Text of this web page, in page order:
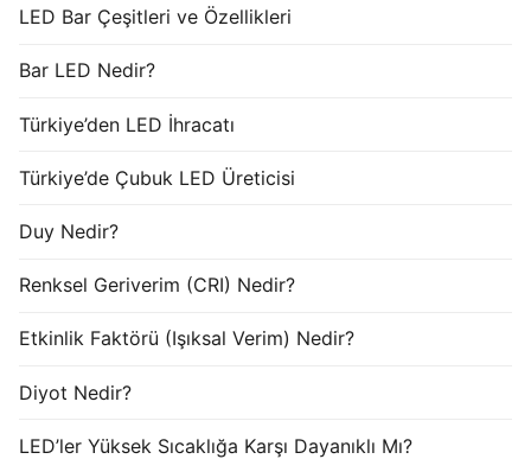
LED Bar Çeşitleri ve Özellikleri
Bar LED Nedir?
Türkiye’den LED İhracatı
Türkiye’de Çubuk LED Üreticisi
Duy Nedir?
Renksel Geriverim (CRI) Nedir?
Etkinlik Faktörü (Işıksal Verim) Nedir?
Diyot Nedir?
LED’ler Yüksek Sıcaklığa Karşı Dayanıklı Mı?